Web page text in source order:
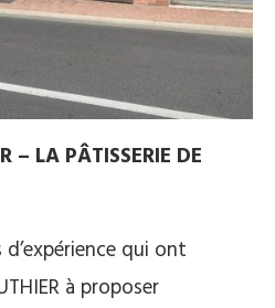
– LA PÂTISSERIE DE
qui ont
à proposer